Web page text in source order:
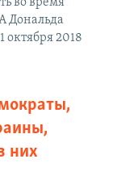
во время
Дональда
октября 2018
них